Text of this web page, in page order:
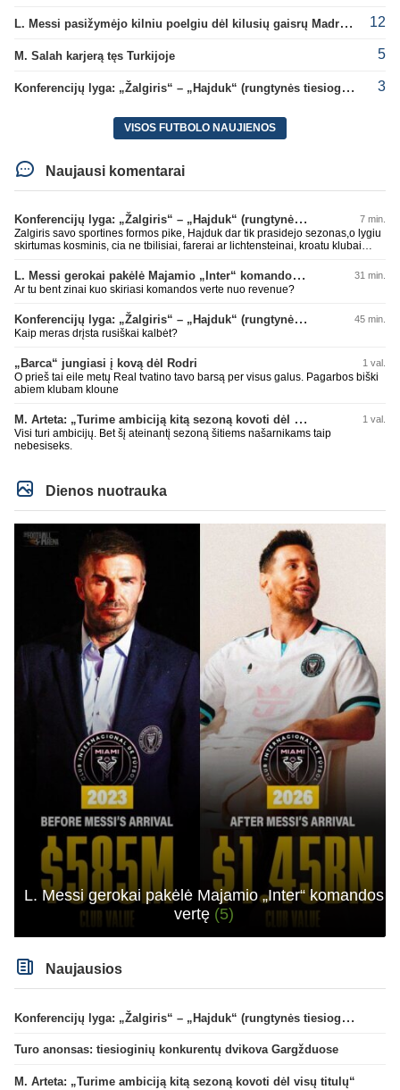
L. Messi pasižymėjo kilniu poelgiu dėl kilusių gaisrų Madride 12
M. Salah karjerą tęs Turkijoje 5
Konferencijų lyga: „Žalgiris“ – „Hajduk“ (rungtynės tiesiogiai) 3
VISOS FUTBOLO NAUJIENOS
Naujausi komentarai
Konferencijų lyga: „Žalgiris“ – „Hajduk“ (rungtynės tiesiogiai) 7 min.
Zalgiris savo sportines formos pike, Hajduk dar tik prasidejo sezonas,o lygiu
skirtumas kosminis, cia ne tbilisiai, farerai ar lichtensteinai, kroatu klubai
10 metu kitu stebuklingu rungtyniu pries koki kysiniovo metalista
L. Messi gerokai pakėlė Majamio „Inter“ komandos vertę 31 min.
Ar tu bent zinai kuo skiriasi komandos verte nuo revenue?
Konferencijų lyga: „Žalgiris“ – „Hajduk“ (rungtynės tiesiogiai) 45 min.
Kaip meras drįsta rusiškai kalbėt?
„Barca“ jungiasi į kovą dėl Rodri 1 val.
O prieš tai eile metų Real tvatino tavo barsą per visus galus. Pagarbos biški
abiem klubam kloune
M. Arteta: „Turime ambiciją kitą sezoną kovoti dėl visų titulų“ 1 val.
Visi turi ambicijų. Bet šį ateinantį sezoną šitiems našarnikams taip
nebesiseks.
Dienos nuotrauka
L. Messi gerokai pakėlė Majamio „Inter“ komandos
vertę (5)
Naujausios
Konferencijų lyga: „Žalgiris“ – „Hajduk“ (rungtynės tiesiogiai)
Turo anonsas: tiesioginių konkurentų dvikova Gargžduose
M. Arteta: „Turime ambiciją kitą sezoną kovoti dėl visų titulų“